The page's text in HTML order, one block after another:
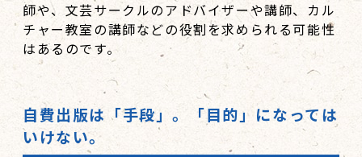
師や、文芸サークルのアドバイザーや講師、カル
チャー教室の講師などの役割を求められる可能性
はあるのです。
自費出版は「手段」。「目的」になっては
いけない。